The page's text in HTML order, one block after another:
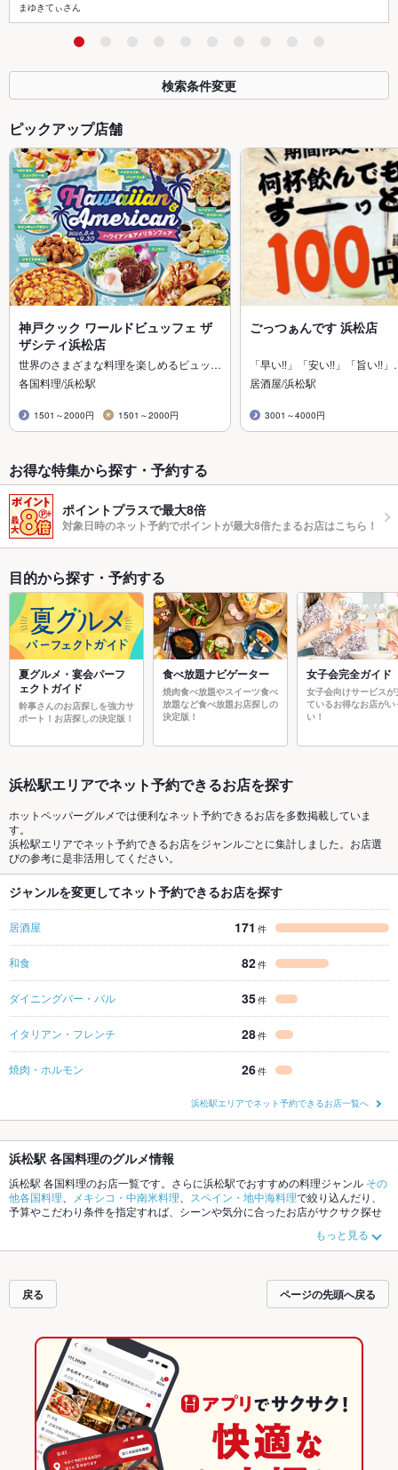
まゆきてぃさん
検索条件変更
ピックアップ店舗
神戸クック ワールドビュッフェ ザ
ザシティ浜松店
世界のさまざまな料理を楽しめるビュッ…
各国料理/浜松駅
1501～2000円 1501～2000円
ごっつぁんです 浜松店
「早い!!」「安い!!」「旨い!!
居酒屋/浜松駅
3001～4000円
お得な特集から探す・予約する
ポイントプラスで最大8倍
対象日時のネット予約でポイントが最大8倍たまるお店はこちら！
目的から探す・予約する
夏グルメ・宴会パーフ
ェクトガイド
幹事さんのお店探しを強力サ
ポート！お店探しの決定版！
食べ放題ナビゲーター
焼肉食べ放題やスイーツ食べ
放題など食べ放題お店探しの
決定版！
女子会完全ガイド
女子会向けサービスが
ているお得なお店がい
い！
浜松駅エリアでネット予約できるお店を探す
ホットペッパーグルメでは便利なネット予約できるお店を多数掲載していま
す。
浜松駅エリアでネット予約できるお店をジャンルごとに集計しました。お店選
びの参考に是非活用してください。
ジャンルを変更してネット予約できるお店を探す
居酒屋 171 件
和食 82件
ダイニングバー・バル 35件
イタリアン・フレンチ 28件
焼肉・ホルモン 26件
浜松駅エリアでネット予約できるお店一覧へ
浜松駅 各国料理のグルメ情報
浜松駅 各国料理のお店一覧です。さらに浜松駅でおすすめの料理ジャンル その
他各国料理
メキシコ・中南米料理 スペイン・地中海料理で絞り込んだり、
予算やこだわり条件を指定すれば、シーンや気分に合ったお店がサクサク探せ
や季節のおすすめ料理など、お店の最新情報をご紹介しているので
安心！24時間使える簡単便利なネット予約が使えるお店も拡大中です。友達ど
ットペッパーグルメをご利用ください。
もっと見る
戻る ページの先頭へ戻る